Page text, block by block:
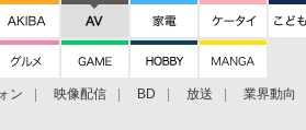
ン 映像配信 BD 放送 業界動向